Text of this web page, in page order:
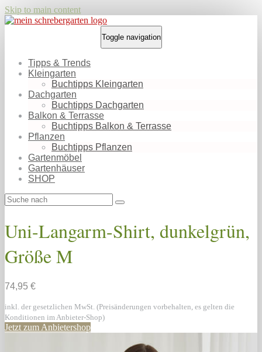
Skip to main content
Toggle navigation
Tipps & Trends
Kleingarten
Buchtipps Kleingarten
Dachgarten
Buchtipps Dachgarten
Balkon & Terrasse
Buchtipps Balkon & Terrasse
Pflanzen
Buchtipps Pflanzen
Gartenmöbel
Gartenhäuser
SHOP
Uni-Langarm-Shirt, dunkelgrün,
Größe M
74,95 €
inkl. der gesetzlichen MwSt. (Preisänderungen vorbehalten, es gelten die
Konditionen im Anbieter-Shop)
Jetzt zum Anbietershop